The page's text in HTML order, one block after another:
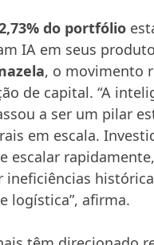
do portfólio
IA em seus
, o movimento
de capital. “A
a ser um pilar
em escala.
escalar
ineficiências
logística”, afirma.